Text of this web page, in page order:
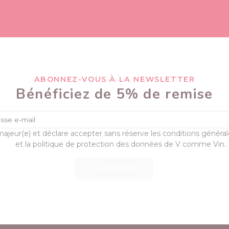
ABONNEZ-VOUS À LA NEWSLETTER
Bénéficiez de 5% de remise
et déclare accepter sans réserve les conditions
et la politique de protection des données de V comme Vin.